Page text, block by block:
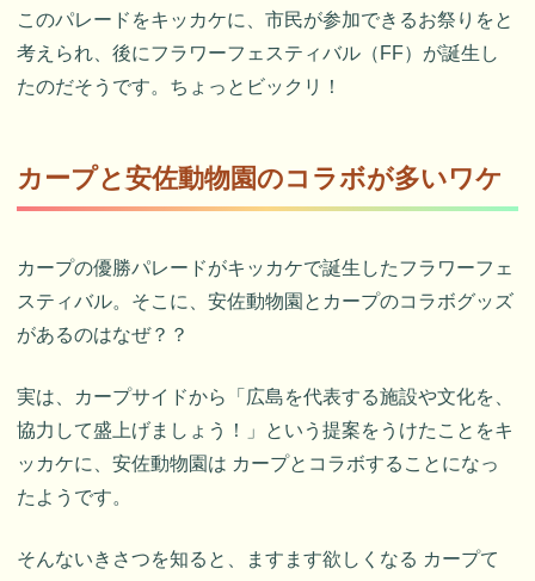
このパレードをキッカケに、市民が参加できるお祭りをと
考えられ、後にフラワーフェスティバル（FF）が誕生し
たのだそうです。ちょっとビックリ！
カープと安佐動物園のコラボが多いワケ
カープの優勝パレードがキッカケで誕生したフラワーフェ
スティバル。そこに、安佐動物園とカープのコラボグッズ
があるのはなぜ？？
実は、カープサイドから「広島を代表する施設や文化を、
協力して盛上げましょう！」という提案をうけたことをキ
ッカケに、安佐動物園は カープとコラボすることになっ
たようです。
そんないきさつを知ると、ますます欲しくなる カープて